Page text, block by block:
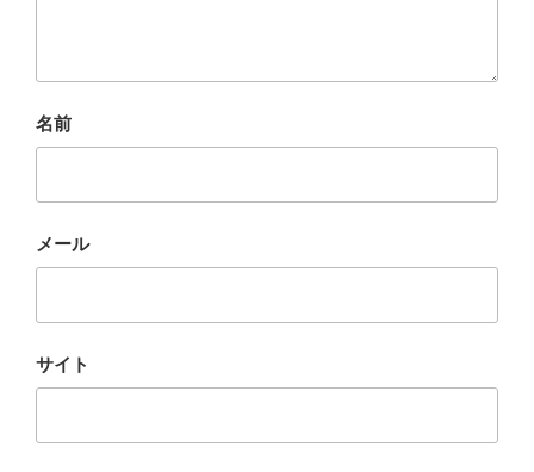
名前
メール
サイト